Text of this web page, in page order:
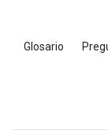
contentGlosario